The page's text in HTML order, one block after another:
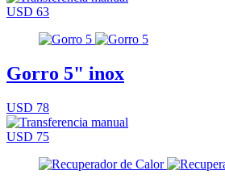
USD 63
Gorro 5" inox
USD 78
USD 75